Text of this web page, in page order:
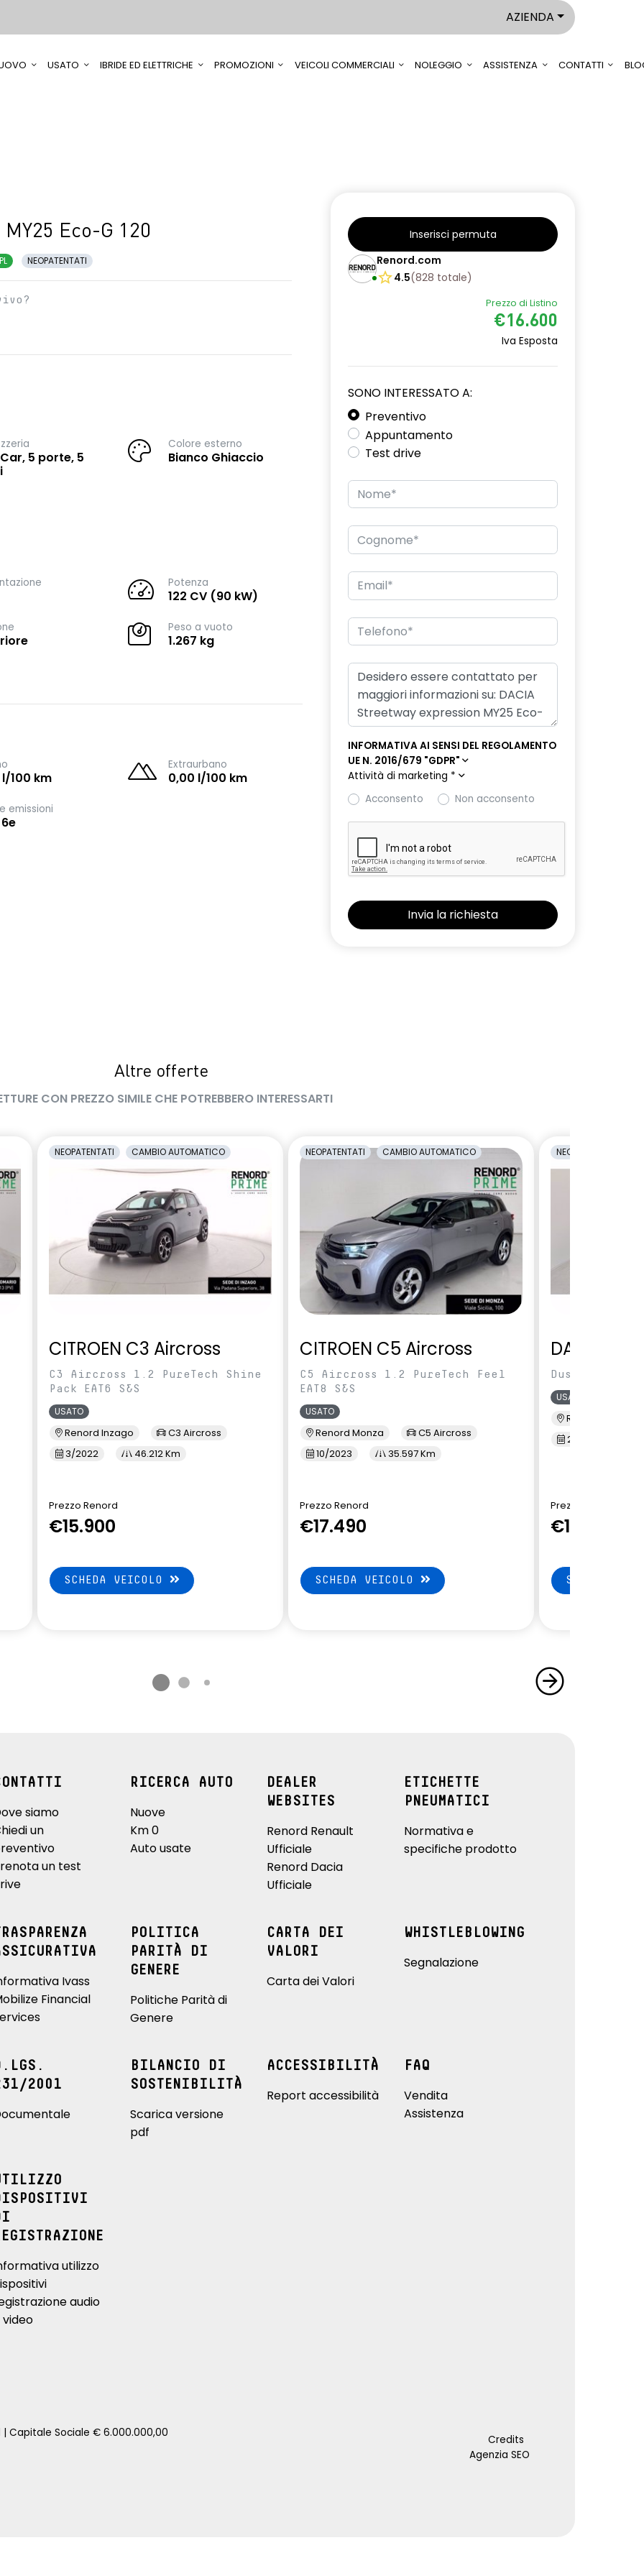
AZIENDA
USATO IBRIDE ED ELETTRICHE PROMOZIONI VEICOLI COMMERCIALI NOLEGGIO ASSISTENZA CONTATTI
Eco-G 120
NEOPATENTATI
5 porte, 5
Colore esterno
Bianco Ghiaccio
Potenza
122 CV (90 kW)
Peso a vuoto
1.267 kg
100 km
Extraurbano
0,00 l/100 km
emissioni
Inserisci permuta
Renord.com
4.5(828 totale)
Prezzo di Listino
€16.600
Iva Esposta
SONO INTERESSATO A:
Preventivo
Appuntamento
Test drive
INFORMATIVA AI SENSI DEL REGOLAMENTO
UE N. 2016/679 "GDPR"
Attività di marketing *
Acconsento
Non acconsento
Altre offerte
CON PREZZO SIMILE CHE POTREBBERO INTERESSARTI
NEOPATENTATI CAMBIO AUTOMATICO
CITROEN C3 Aircross
C3 Aircross 1.2 PureTech Shine
Pack EAT6 S&S
USATO
Renord Inzago
C3 Aircross
3/2022
46.212 Km
Prezzo Renord
€15.900
SCHEDA VEICOLO
NEOPATENTATI CAMBIO AUTOMATICO
CITROEN C5 Aircross
C5 Aircross 1.2 PureTech Feel
EAT8 S&S
USATO
Renord Monza
C5 Aircross
10/2023
35.597 Km
Prezzo Renord
€17.490
SCHEDA VEICOLO
NEOPATENTATI
DACIA
Duster 1.0
USATO
Renord S.M.
2/2022
Prezzo Renord
€13.900
SCHEDA
siamo
un
un test
RICERCA AUTO
Nuove
Km 0
Auto usate
DEALER
WEBSITES
Renord Renault
Ufficiale
Renord Dacia
Ufficiale
ETICHETTE
PNEUMATICI
Normativa e
specifiche prodotto
Ivass
Financial
POLITICA
PARITÀ DI
GENERE
Politiche Parità di
Genere
CARTA DEI
VALORI
Carta dei Valori
WHISTLEBLOWING
Segnalazione
2001
BILANCIO DI
SOSTENIBILITÀ
Scarica versione
pdf
ACCESSIBILITÀ
Report accessibilità
FAQ
Vendita
Assistenza
utilizzo
audio
video
| Capitale Sociale € 6.000.000,00
Credits
Agenzia SEO